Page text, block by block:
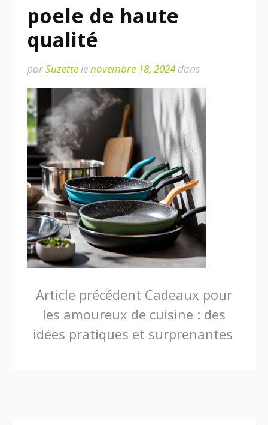
poele de haute
qualité
parSuzettelenovembre 18, 2024 dans
Lire
suite
Article précédent Cadeaux pour
les amoureux de cuisine : des
idées pratiques et surprenantes